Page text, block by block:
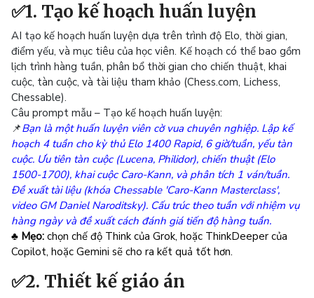
✅1. Tạo kế hoạch huấn luyện
AI tạo kế hoạch huấn luyện dựa trên trình độ Elo, thời gian,
điểm yếu, và mục tiêu của học viên. Kế hoạch có thể bao gồm
lịch trình hàng tuần, phân bổ thời gian cho chiến thuật, khai
cuộc, tàn cuộc, và tài liệu tham khảo (Chess.com, Lichess,
Chessable).
Câu prompt mẫu – Tạo kế hoạch huấn luyện:
📌Bạn là một huấn luyện viên cờ vua chuyên nghiệp. Lập kế
hoạch 4 tuần cho kỳ thủ Elo 1400 Rapid, 6 giờ/tuần, yếu tàn
cuộc. Ưu tiên tàn cuộc (Lucena, Philidor), chiến thuật (Elo
1500-1700), khai cuộc Caro-Kann, và phân tích 1 ván/tuần.
Đề xuất tài liệu (khóa Chessable 'Caro-Kann Masterclass',
video GM Daniel Naroditsky). Cấu trúc theo tuần với nhiệm vụ
hàng ngày và đề xuất cách đánh giá tiến độ hàng tuần.
♣ Mẹo: chọn chế độ Think của Grok, hoặc ThinkDeeper của
Copilot, hoặc Gemini sẽ cho ra kết quả tốt hơn.
✅2. Thiết kế giáo án